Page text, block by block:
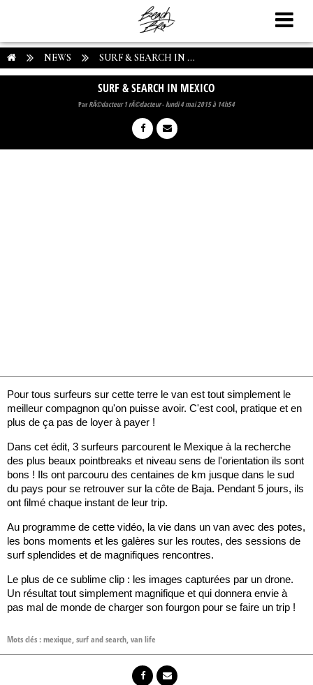
NEWS SURF & SEARCH IN ...
SURF & SEARCH IN MEXICO
ParRÃ©dacteur 1 rÃ©dacteur-lundi 4 mai 2015 à 14h54
Pour tous surfeurs sur cette terre le van est tout simplement le
meilleur compagnon qu'on puisse avoir. C'est cool, pratique et en
plus de ça pas de loyer à payer !
Dans cet édit, 3 surfeurs parcourent le Mexique à la recherche
des plus beaux pointbreaks et niveau sens de l'orientation ils sont
bons ! Ils ont parcouru des centaines de km jusque dans le sud
du pays pour se retrouver sur la côte de Baja. Pendant 5 jours, ils
ont filmé chaque instant de leur trip.
Au programme de cette vidéo, la vie dans un van avec des potes,
les bons moments et les galères sur les routes, des sessions de
surf splendides et de magnifiques rencontres.
Le plus de ce sublime clip : les images capturées par un drone.
Un résultat tout simplement magnifique et qui donnera envie à
pas mal de monde de charger son fourgon pour se faire un trip !
Mots clés :mexique,surf and search,van life